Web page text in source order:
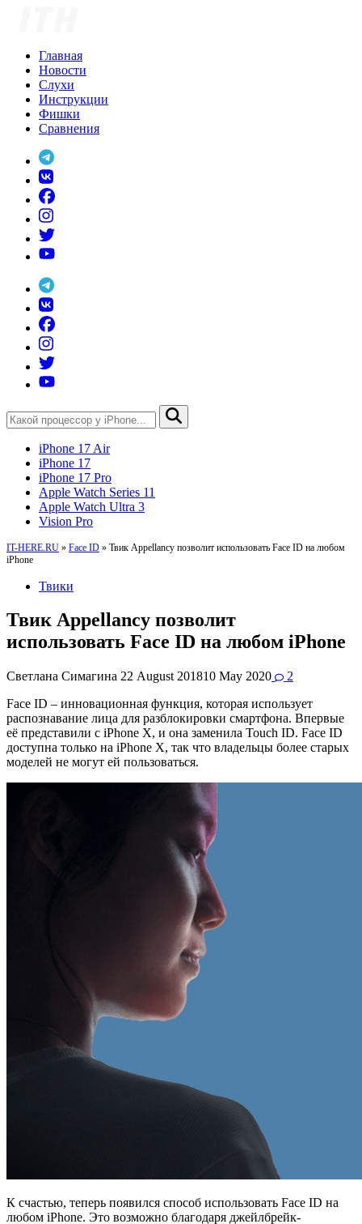
Главная
Новости
Слухи
Инструкции
Фишки
Сравнения
iPhone 17 Air
iPhone 17
iPhone 17 Pro
Apple Watch Series 11
Apple Watch Ultra 3
Vision Pro
IT-HERE.RU » Face ID » Твик Appellancy позволит использовать Face ID на любом
iPhone
Твики
Твик Appellancy позволит
использовать Face ID на любом iPhone
Светлана Симагина 22 August 201810 May 2020
2
Face ID – инновационная функция, которая использует
распознавание лица для разблокировки смартфона. Впервые
её представили с iPhone X, и она заменила Touch ID. Face ID
доступна только на iPhone X, так что владельцы более старых
моделей не могут ей пользоваться.
К счастью, теперь появился способ использовать Face ID на
любом iPhone. Это возможно благодаря джейлбрейк-